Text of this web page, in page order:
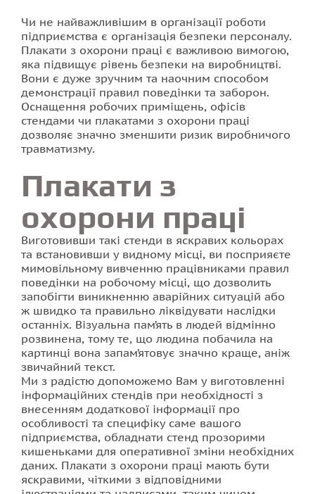
Друк наклейок
Друк на тканині
Друк візиток
Стенди для школи
Друк флаєрів
Друк календарів
Друк квитків
Фотодрук на плитці
Чи не найважливішим в організації роботи
підприємства є організація безпеки персоналу.
Плакати з охорони праці є важливою вимогою,
яка підвищує рівень безпеки на виробництві.
Вони є дуже зручним та наочним способом
демонстрації правил поведінки та заборон.
Оснащення робочих приміщень, офісів
стендами чи плакатами з охорони праці
дозволяє значно зменшити ризик виробничого
травматизму.
Плакати з
охорони праці
Виготовивши такі стенди в яскравих кольорах
та встановивши у видному місці, ви посприяєте
мимовільному вивченню працівниками правил
поведінки на робочому місці, що дозволить
запобігти виникненню аварійних ситуацій або
ж швидко та правильно ліквідувати наслідки
останніх. Візуальна пам’ять в людей відмінно
розвинена, тому те, що людина побачила на
картинці вона запам’ятовує значно краще, аніж
звичайний текст.
Ми з радістю допоможемо Вам у виготовленні
інформаційних стендів при необхідності з
внесенням додаткової інформації про
особливості та специфіку саме вашого
підприємства, обладнати стенд прозорими
кишеньками для оперативної зміни необхідних
даних. Плакати з охорони праці мають бути
яскравими, чіткими з відповідними